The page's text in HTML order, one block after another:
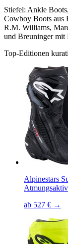
Stiefel: Ankle
Cowboy Boots aus
R.M. Williams,
und Breuninger mit
Top-Editionen
Alpinestars
Atmungsaktiv
ab 527 € →